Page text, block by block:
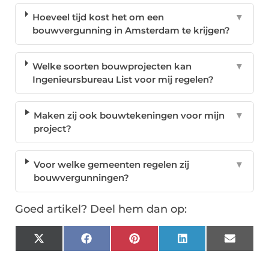
Hoeveel tijd kost het om een
bouwvergunning in Amsterdam te krijgen?
▼
Welke soorten bouwprojecten kan
Ingenieursbureau List voor mij regelen?
▼
Maken zij ook bouwtekeningen voor mijn
project?
▼
Voor welke gemeenten regelen zij
bouwvergunningen?
▼
Goed artikel? Deel hem dan op:
X
(Twitter)
FacebookPinterest LinkedIn Email